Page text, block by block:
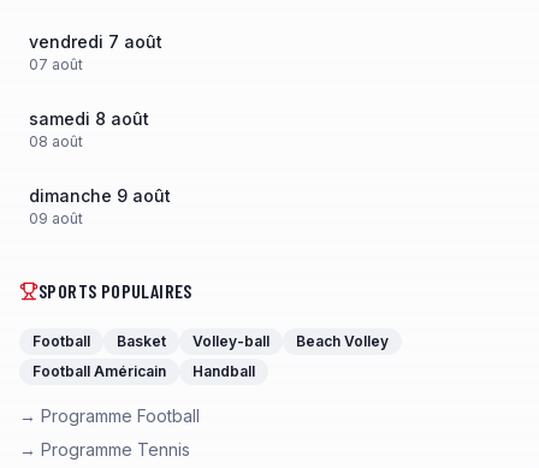
vendredi 7 août
07 août
samedi 8 août
08 août
dimanche 9 août
09 août
SPORTS POPULAIRES
Football Basket Volley-ball
Beach Volley
Football Américain
Handball
→ Programme Football
→ Programme Tennis